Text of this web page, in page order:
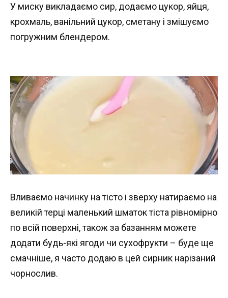
У миску викладаємо сир, додаємо цукор, яйця,
крохмаль, ванільний цукор, сметану і змішуємо
погружним блендером.
Вливаємо начинку на тісто і зверху натираємо на
великій терці маленький шматок тіста рівномірно
по всій поверхні, також за базанням можете
додати будь-які ягоди чи сухофрукти – буде ще
смачніше, я часто додаю в цей сирник нарізаний
чорнослив.